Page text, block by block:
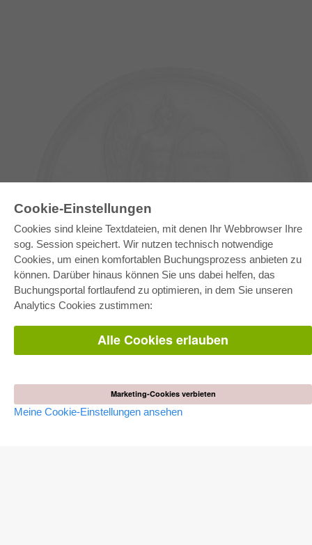
Cookie-Einstellungen
Cookies sind kleine Textdateien, mit denen Ihr Webbrowser Ihre
sog. Session speichert. Wir nutzen technisch notwendige
Cookies, um einen komfortablen Buchungsprozess anbieten zu
können. Darüber hinaus können Sie uns dabei helfen, das
Buchungsportal fortlaufend zu optimieren, in dem Sie unseren
Analytics Cookies zustimmen:
Alle Cookies erlauben
Marketing-Cookies verbieten
Meine Cookie-Einstellungen ansehen
E-COLLECTION
Gesamtpaket
Fachbereichspakete
Pick & Choose
Bereitstellung von E-Books
Häufig gestellte Fragen (FAQ)
Dissertation publizieren